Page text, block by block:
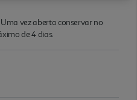
vez aberto conservar no
de 4 dias.